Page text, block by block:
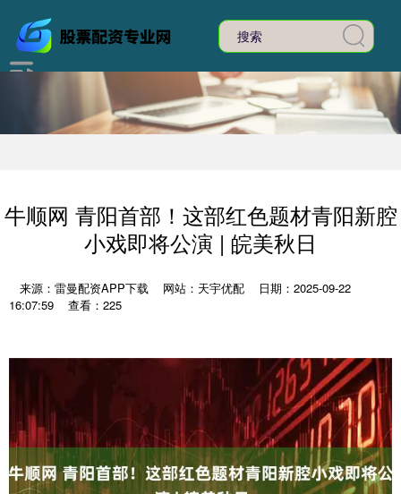
牛顺网 青阳首部！这部红色题材青阳新腔
小戏即将公演 | 皖美秋日
来源：雷曼配资APP下载 网站：天宇优配
日期：2025-09-22
16:07:59
查看：225